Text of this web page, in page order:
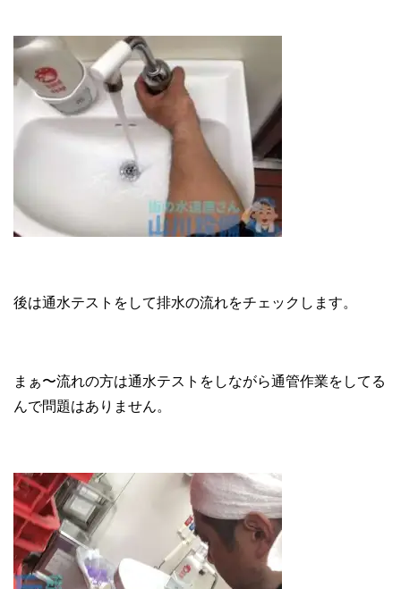
後は通水テストをして排水の流れをチェックします。
まぁ〜流れの方は通水テストをしながら通管作業をしてる
んで問題はありません。